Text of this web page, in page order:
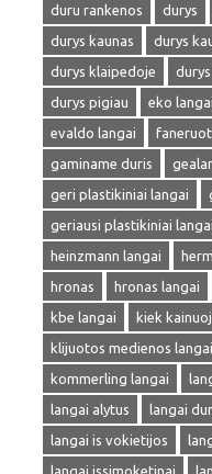
duru rankenos
durys
durys kaunas
durys
durys klaipedoje
durys pigiau
eko langai
evaldo langai
gaminame duris
geri plastikiniai langai
geriausi plastikiniai langai
heinzmann langai
hronas
hronas langai
kbe langai
kiek
klijuotos medienos langai
kommerling langai
langai alytus
langai
langai is vokietijos
langai issimoketinai